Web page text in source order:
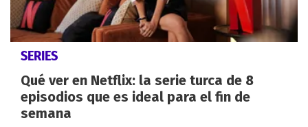
SERIES
Qué ver en Netflix: la serie turca de 8
episodios que es ideal para el fin de
semana